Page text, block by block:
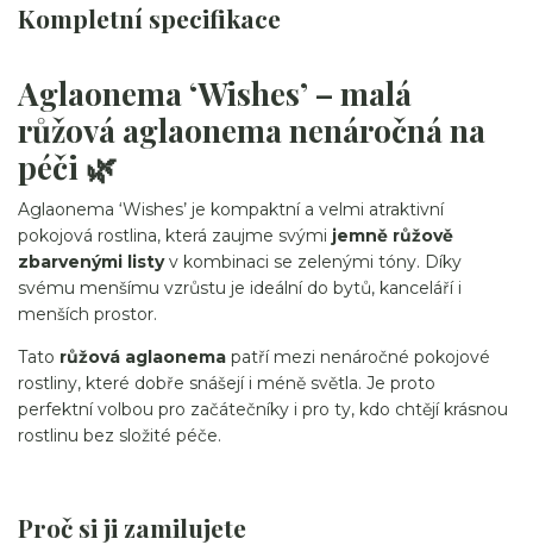
Kompletní specifikace
Aglaonema ‘Wishes’ – malá
růžová aglaonema nenáročná na
péči 🌿
Aglaonema ‘Wishes’ je kompaktní a velmi atraktivní
pokojová rostlina, která zaujme svými jemně růžově
zbarvenými listyv kombinaci se zelenými tóny. Díky
svému menšímu vzrůstu je ideální do bytů, kanceláří i
menších prostor.
Tato růžová aglaonema patří mezi nenáročné pokojové
rostliny, které dobře snášejí i méně světla. Je proto
perfektní volbou pro začátečníky i pro ty, kdo chtějí krásnou
rostlinu bez složité péče.
Proč si ji zamilujete